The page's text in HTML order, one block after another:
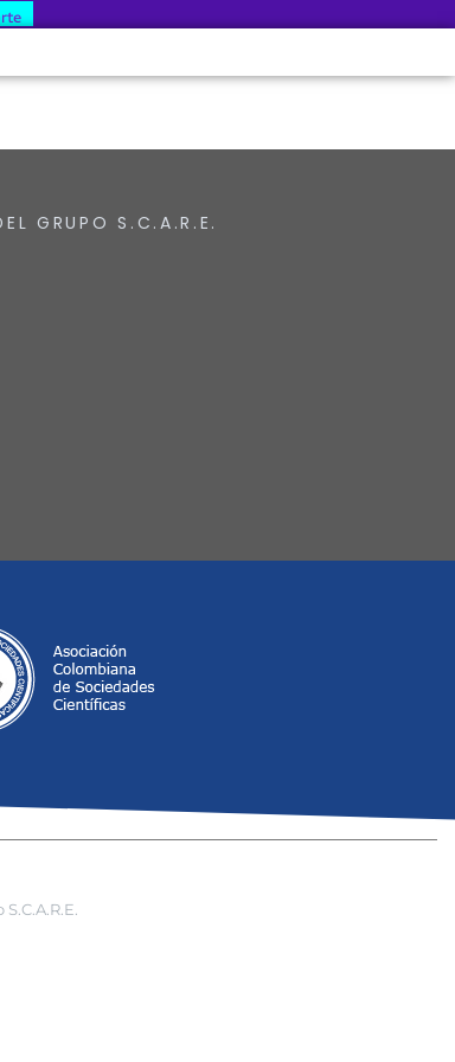
GRUPO S.C.A.R.E.